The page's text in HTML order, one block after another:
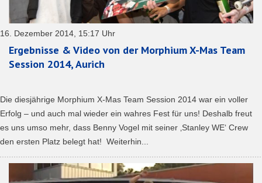
16. Dezember 2014, 15:17 Uhr
Ergebnisse & Video von der Morphium X-Mas Team
Session 2014, Aurich
Die diesjährige Morphium X-Mas Team Session 2014 war ein voller
Erfolg – und auch mal wieder ein wahres Fest für uns! Deshalb freut
es uns umso mehr, dass Benny Vogel mit seiner ‚Stanley WE‘ Crew
den ersten Platz belegt hat! Weiterhin...